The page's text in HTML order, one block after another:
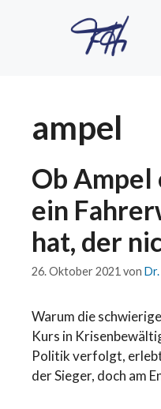
ampel
Ob Ampel
ein
hat, der
26. Oktober 2021 von
Warum die
Kurs in
Politik verfolgt, erlebt
der Sieger, doch am